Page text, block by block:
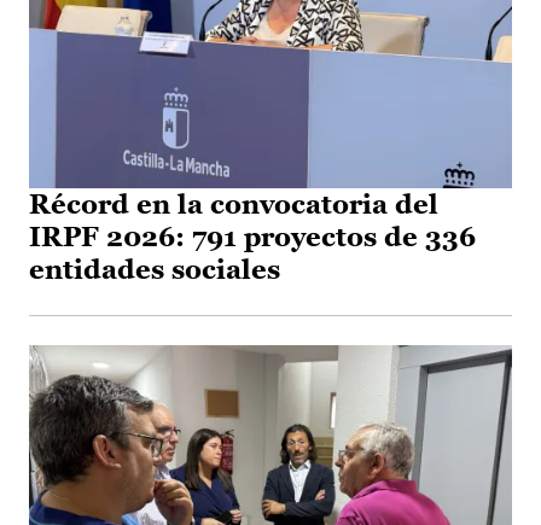
Récord en la convocatoria del
IRPF 2026: 791 proyectos de 336
entidades sociales